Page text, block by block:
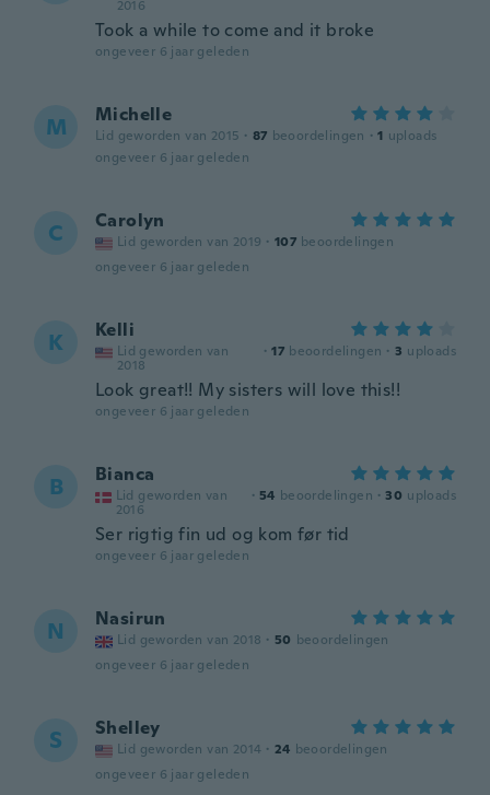
2016
Took a while to come and it broke
ongeveer 6 jaar geleden
M Michelle
Lid geworden van 2015 · 87 beoordelingen · 1 uploads
ongeveer 6 jaar geleden
C Carolyn
Lid geworden van 2019 · 107 beoordelingen
ongeveer 6 jaar geleden
K Kelli
Lid geworden van
2018
· 17 beoordelingen · 3 uploads
Look great!! My sisters will love this!!
ongeveer 6 jaar geleden
B Bianca
Lid geworden van
2016
· 54 beoordelingen · 30 uploads
Ser rigtig fin ud og kom før tid
ongeveer 6 jaar geleden
N Nasirun
Lid geworden van 2018 · 50 beoordelingen
ongeveer 6 jaar geleden
S Shelley
Lid geworden van 2014 · 24 beoordelingen
ongeveer 6 jaar geleden